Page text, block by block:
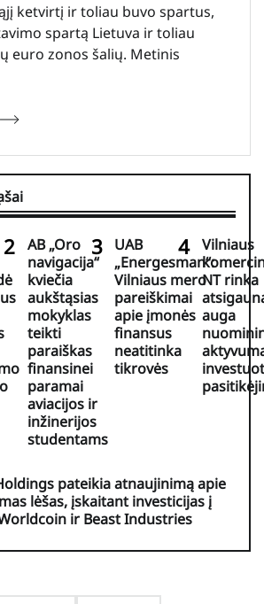
ketvirtį ir toliau buvo spartus,
spartą Lietuva ir toliau
euro zonos šalių. Metinis
AB „Oro
navigacija“
kviečia
aukštąsias
mokyklas
teikti
paraiškas
finansinei
paramai
aviacijos ir
inžinerijos
studentams
UAB
„Energesman“:
Vilniaus mero
pareiškimai
apie įmonės
finansus
neatitinka
tikrovės
Vilniaus
NT rinka
auga
pateikia atnaujinimą apie
lėšas, įskaitant investicijas į
ir Beast Industries